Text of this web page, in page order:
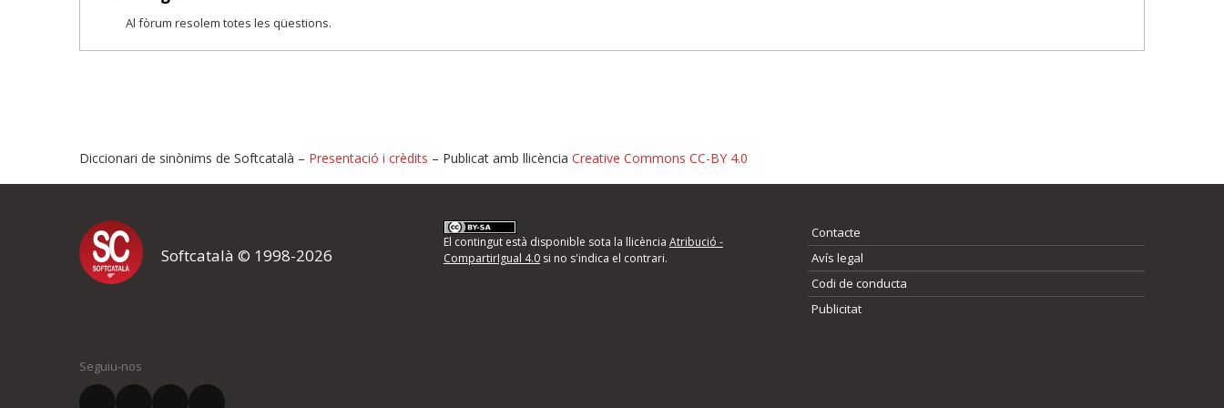
Al fòrum resolem totes les qüestions.
Proposeu-nos millores o informeu d'errors
Si heu trobat un error o voleu proposar alguna millora, ompliu els camps següents i descriviu quina és la millora que
proposeu o l'error del qual voleu informar-nos.
Diccionari de sinònims de Softcatalà – Presentació i crèdits – Publicat amb llicència Creative Commons CC-BY 4.0
Softcatalà © 1998-2026
El contingut està disponible sota la llicència Atribució -
CompartirIgual 4.0si no s'indica el contrari.
Contacte
Avís legal
Codi de conducta
Publicitat
Seguiu-nos